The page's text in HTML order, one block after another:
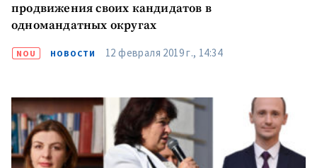
продвижения своих кандидатов в
одномандатных округах
NOU НОВОСТИ 12 февраля 2019 г., 14:34